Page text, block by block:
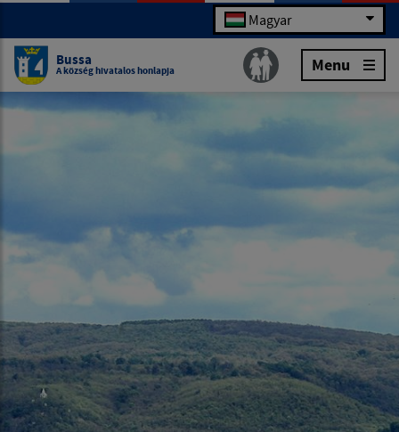
Magyar
Bussa
A község hivatalos honlapja Menu